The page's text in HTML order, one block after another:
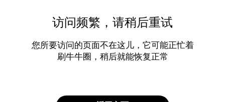
访问频繁，请稍后重试
您所要访问的页面不在这儿，它可能正忙着
刷牛牛圈，稍后就能恢复正常